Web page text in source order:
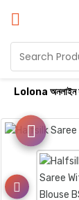
Lolona অনলাইন শপিং